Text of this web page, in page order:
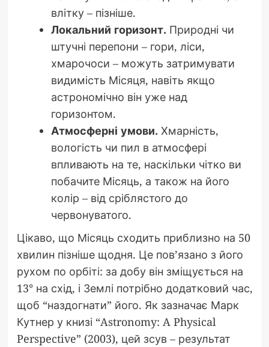
влітку – пізніше.
Локальний горизонт. Природні чи
штучні перепони – гори, ліси,
хмарочоси – можуть затримувати
видимість Місяця, навіть якщо
астрономічно він уже над
горизонтом.
Атмосферні умови. Хмарність,
вологість чи пил в атмосфері
впливають на те, наскільки чітко ви
побачите Місяць, а також на його
колір – від сріблястого до
червонуватого.
Цікаво, що Місяць сходить приблизно на 50
хвилин пізніше щодня. Це пов’язано з його
рухом по орбіті: за добу він зміщується на
13° на схід, і Землі потрібно додатковий час,
щоб “наздогнати” його. Як зазначає Марк
Кутнер у книзі “Astronomy: A Physical
Perspective” (2003), цей зсув – результат